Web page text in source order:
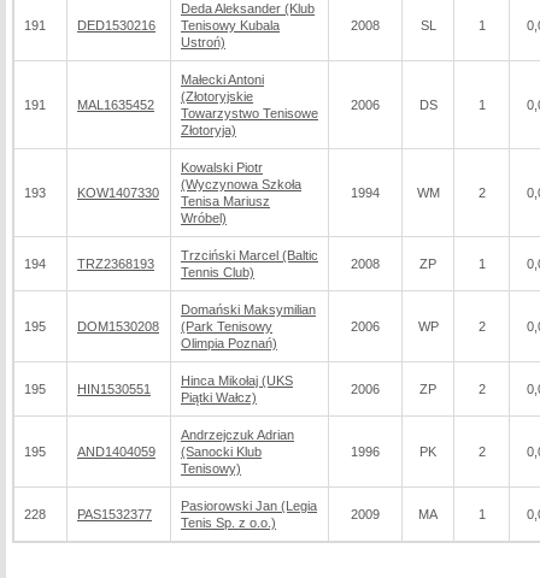
191 DED1530216
Deda Aleksander (Klub
Tenisowy Kubala
Ustroń)
2008 SL 1
191 MAL1635452
Małecki Antoni
(Złotoryjskie
Towarzystwo Tenisowe
Złotoryja)
2006 DS 1
193 KOW1407330
Kowalski Piotr
(Wyczynowa Szkoła
Tenisa Mariusz
Wróbel)
1994 WM 2
194 TRZ2368193
Trzciński Marcel (Baltic
Tennis Club)
2008 ZP 1
195 DOM1530208
Domański Maksymilian
(Park Tenisowy
Olimpia Poznań)
2006 WP 2
195 HIN1530551
Hinca Mikołaj (UKS
Piątki Wałcz)
2006 ZP 2
195 AND1404059
Andrzejczuk Adrian
(Sanocki Klub
Tenisowy)
1996 PK 2
228 PAS1532377
Pasiorowski Jan (Legia
Tenis Sp. z o.o.)
2009 MA 1